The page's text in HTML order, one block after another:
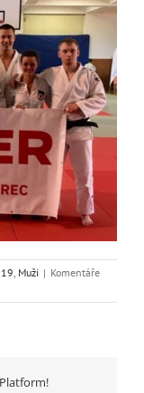
, Muži | Komentáře